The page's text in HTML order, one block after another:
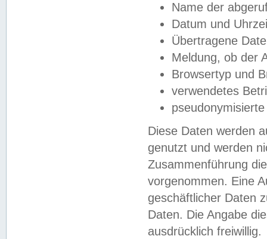
Name der
Datum und
Übertragene
Meldung, ob der
Browsertyp und
verwendetes
Diese Daten werden
genutzt und werden
Zusammenführung
vorgenommen. Eine
geschäftlicher Daten
Daten. Die Angabe
ausdrücklich freiwillig.